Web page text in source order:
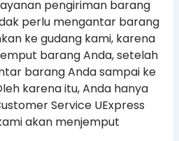
pengiriman barang
perlu mengantar barang
ke gudang kami, karena
barang Anda, setelah
barang Anda sampai ke
karena itu, Anda hanya
Service UExpress
akan menjemput